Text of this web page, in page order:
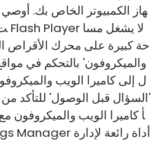
حة كبيرة على محرك الأقراص
والميكروفون' بالتحكم في
ل إلى كاميرا الويب
'السؤال قبل الوصول' للتأكد
أ كاميرا الويب والميكروفون